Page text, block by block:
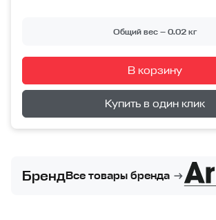
Общий вес —0.02кг
В корзину
Перейти в корзину
Купить в один клик
БрендВсе товары бренда